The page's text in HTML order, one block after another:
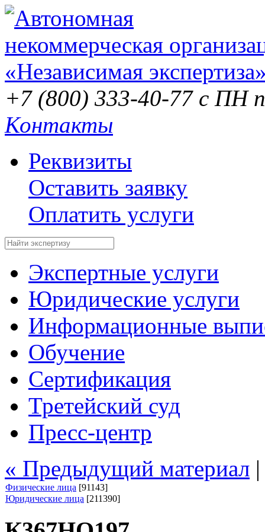
+7 (800) 333-40-77 с ПН
Контакты
Реквизиты
Оставить заявку
Оплатить услуги
Экспертные услуги
Юридические услуги
Информационные
Обучение
Сертификация
Третейский суд
Пресс-центр
« Предыдущий материал
Физические лица [91143]
Юридические лица [211390]